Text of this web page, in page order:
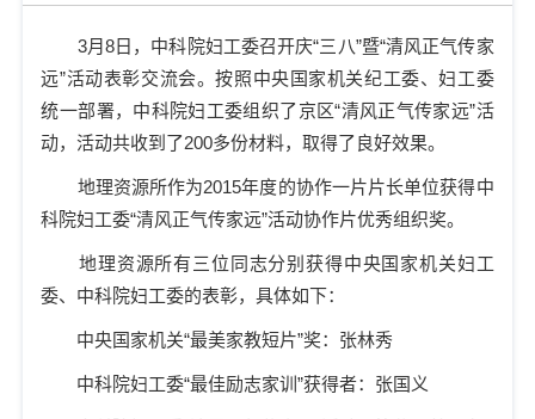
3月8日，中科院妇工委召开庆“三八”暨“清风正气传家
远”活动表彰交流会。按照中央国家机关纪工委、妇工委
统一部署，中科院妇工委组织了京区“清风正气传家远”活
动，活动共收到了200多份材料，取得了良好效果。
地理资源所作为2015年度的协作一片片长单位获得中
科院妇工委“清风正气传家远”活动协作片优秀组织奖。
地理资源所有三位同志分别获得中央国家机关妇工
委、中科院妇工委的表彰，具体如下：
中央国家机关“最美家教短片”奖：张林秀
中科院妇工委“最佳励志家训”获得者：张国义